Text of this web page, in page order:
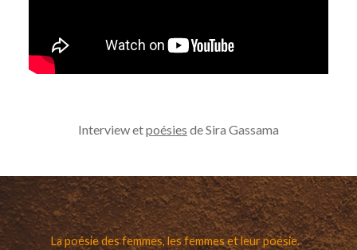
Interview etpoésies de Sira Gassama
La poésie des femmes, les femmes et leur poésie.